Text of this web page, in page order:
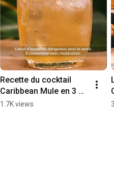
Recette du cocktail
Caribbean Mule en 3
étapes avec du rhum
1.7K views